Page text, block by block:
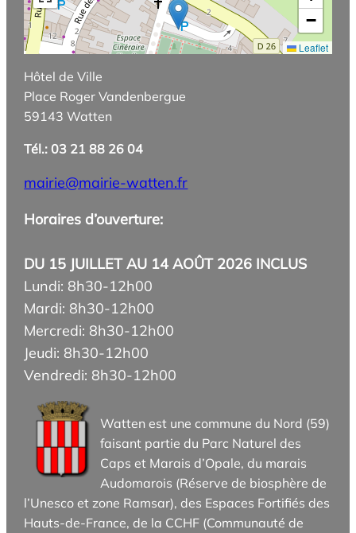
−
Leaflet
Hôtel de Ville
Place Roger Vandenbergue
59143 Watten
Tél.: 03 21 88 26 04
mairie@mairie-watten.fr
Horaires d’ouverture:
DU 15 JUILLET AU 14 AOÛT 2026 INCLUS
Lundi: 8h30-12h00
Mardi: 8h30-12h00
Mercredi: 8h30-12h00
Jeudi: 8h30-12h00
Vendredi: 8h30-12h00
Watten est une commune du Nord (59)
faisant partie du Parc Naturel des
Caps et Marais d’Opale, du marais
Audomarois (Réserve de biosphère de
l’Unesco et zone Ramsar), des Espaces Fortifiés des
Hauts-de-France, de la CCHF (Communauté de